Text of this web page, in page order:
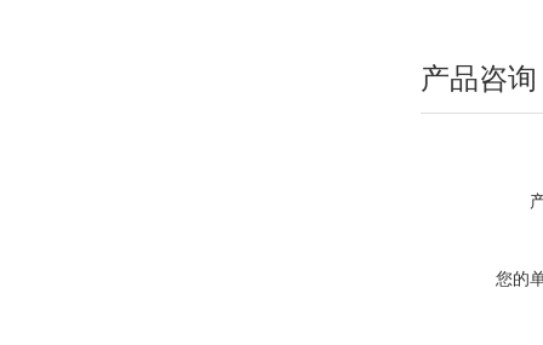
产品咨询
您的